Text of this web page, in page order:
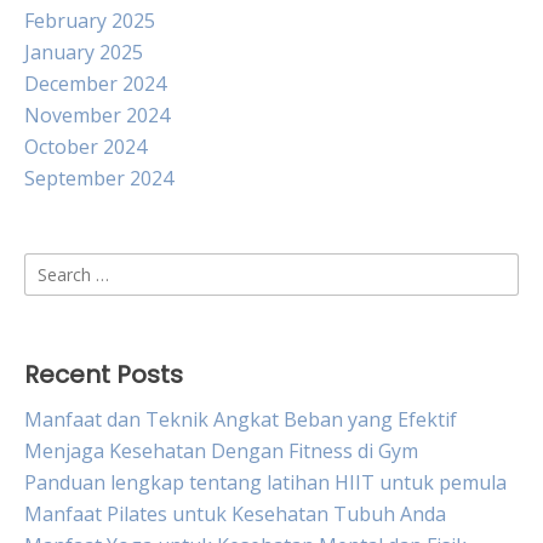
February 2025
January 2025
December 2024
November 2024
October 2024
September 2024
Search
for:
Recent Posts
Manfaat dan Teknik Angkat Beban yang Efektif
Menjaga Kesehatan Dengan Fitness di Gym
Panduan lengkap tentang latihan HIIT untuk pemula
Manfaat Pilates untuk Kesehatan Tubuh Anda